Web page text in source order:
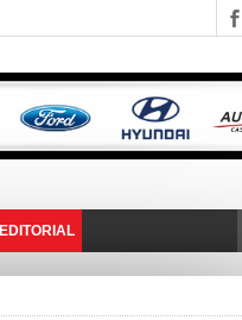
EDITORIAL
DE VICTOR NAFIRU